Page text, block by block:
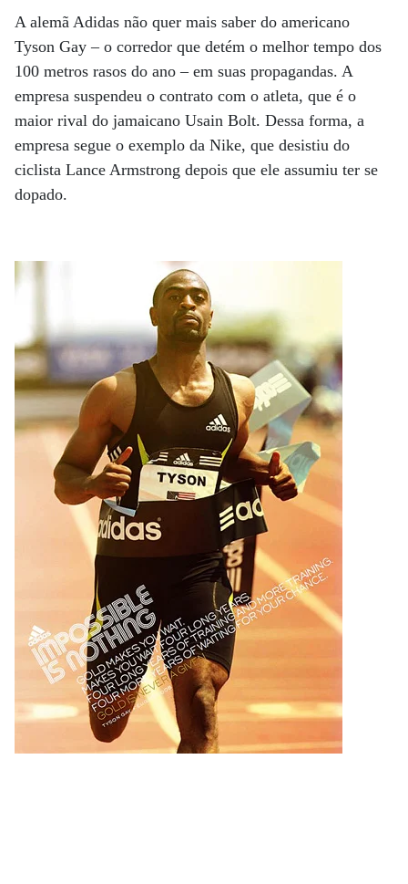
A alemã Adidas não quer mais saber do americano
Tyson Gay – o corredor que detém o melhor tempo dos
100 metros rasos do ano – em suas propagandas. A
empresa suspendeu o contrato com o atleta, que é o
maior rival do jamaicano Usain Bolt. Dessa forma, a
empresa segue o exemplo da Nike, que desistiu do
ciclista Lance Armstrong depois que ele assumiu ter se
dopado.